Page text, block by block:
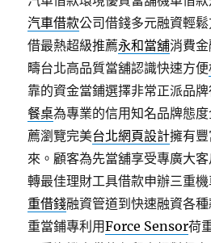
汽車借款公司借錢多元融資輕
借最熱超級推薦永和當舖消費
疇台北高品質當舖認識快速方便
靠的資金當鋪選擇非常正派品
餐桌為專業的信用知名品牌態
薦瀏覽完美台北網頁設計擁有
來。顧客為先當舖享受專廣大客
轉最佳理財工具借款申辦三重
重借錢融資管道到快速融資各
重當鋪專利用Force Sensor荷